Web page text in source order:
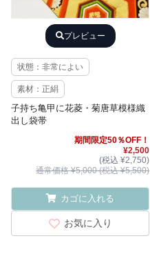
プレビュー
状態：非常によい
素材：正絹
子持ち亀甲に花菱・菊唐草模様織
出し袋帯
期間限定50％OFF！
¥2,500
(税込 ¥2,750)
通常価格 ¥5,000 (税込 ¥5,500)
カゴに入れる
お気に入り